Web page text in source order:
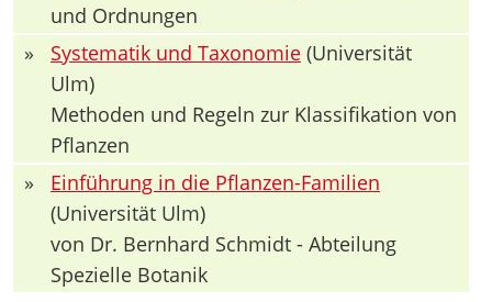
und Ordnungen
»
Systematik und Taxonomie (Universität
Ulm)
Methoden und Regeln zur Klassifikation von
Pflanzen
»
Einführung in die Pflanzen-Familien
(Universität Ulm)
von Dr. Bernhard Schmidt - Abteilung
Spezielle Botanik